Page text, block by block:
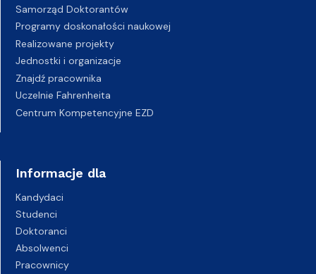
Samorząd Doktorantów
Programy doskonałości naukowej
Realizowane projekty
Jednostki i organizacje
Znajdź pracownika
Uczelnie Fahrenheita
Centrum Kompetencyjne EZD
Informacje dla
Kandydaci
Studenci
Doktoranci
Absolwenci
Pracownicy